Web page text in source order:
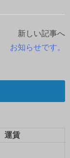
新しい記事へ
お知らせです。
運賃